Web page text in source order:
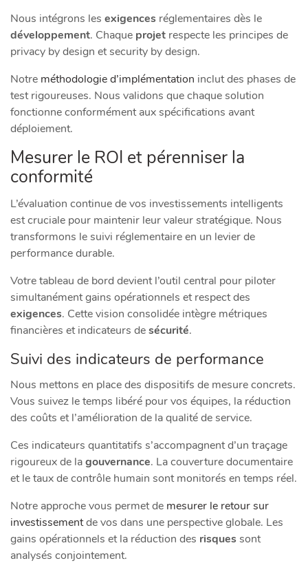
Nous intégrons les exigences réglementaires dès le
développement. Chaque projet respecte les principes de
privacy by design et security by design.
Notre méthodologie d’implémentation inclut des phases de
test rigoureuses. Nous validons que chaque solution
fonctionne conformément aux spécifications avant
déploiement.
Mesurer le ROI et pérenniser la
conformité
L’évaluation continue de vos investissements intelligents
est cruciale pour maintenir leur valeur stratégique. Nous
transformons le suivi réglementaire en un levier de
performance durable.
Votre tableau de bord devient l’outil central pour piloter
simultanément gains opérationnels et respect des
exigences. Cette vision consolidée intègre métriques
financières et indicateurs desécurité.
Suivi des indicateurs de performance
Nous mettons en place des dispositifs de mesure concrets.
Vous suivez le temps libéré pour vos équipes, la réduction
des coûts et l’amélioration de la qualité de service.
Ces indicateurs quantitatifs s’accompagnent d’un traçage
rigoureux de lagouvernance. La couverture documentaire
et le taux de contrôle humain sont monitorés en temps réel.
Notre approche vous permet de mesurer le retour sur
investissementde vos dans une perspective globale. Les
gains opérationnels et la réduction des risquessont
analysés conjointement.